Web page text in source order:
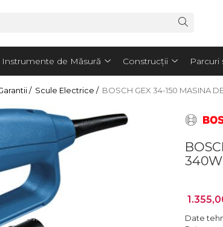
Instrumente de Măsură Construcții Parcuri
/ Scule Electrice / BOSCH GEX 34-150 MASINA
340W
Date